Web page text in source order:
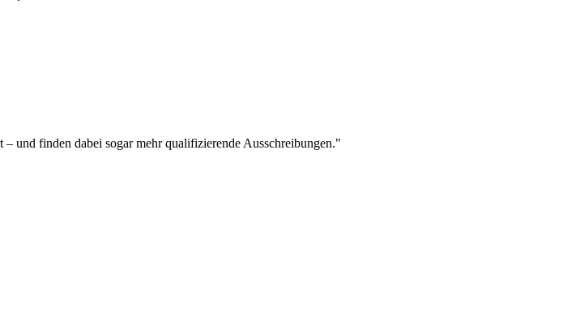
und finden dabei sogar mehr qualifizierende Ausschreibungen."